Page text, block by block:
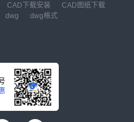
CAD下载安装
CAD图纸下载
dwg dwg格式